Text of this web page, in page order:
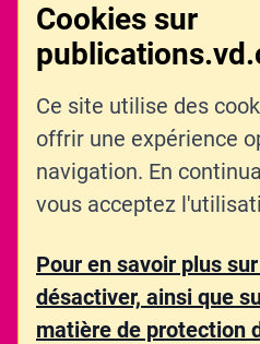
Cookies sur
Ce site utilise des
offrir une expérience
navigation. En
vous acceptez
Pour en savoir plus
désactiver, ainsi que
matière de protection
LIENS CONNEXES
PARTAGER
© DGAIC